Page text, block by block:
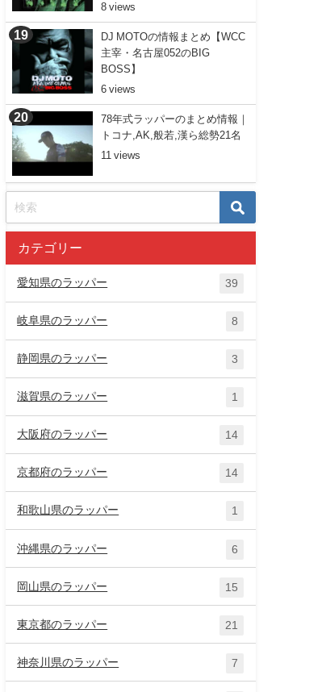
8
DJ MOTOの情報まとめ【WCC
主宰・名古屋052のBIG
BOSS】
6
78年式ラッパーのまとめ情報｜
トコナ,AK,般若,漢ら総勢21名
11
カテゴリー
愛知県のラッパー 39
岐阜県のラッパー 8
静岡県のラッパー 3
滋賀県のラッパー 1
大阪府のラッパー 14
京都府のラッパー 14
和歌山県のラッパー 1
沖縄県のラッパー 6
岡山県のラッパー 15
東京都のラッパー 21
神奈川県のラッパー 7